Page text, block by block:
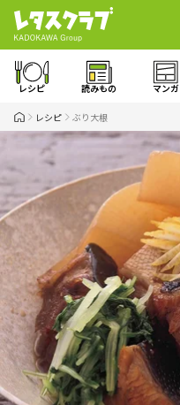
レシピ 読みもの マンガ
レシピ ぶり大根